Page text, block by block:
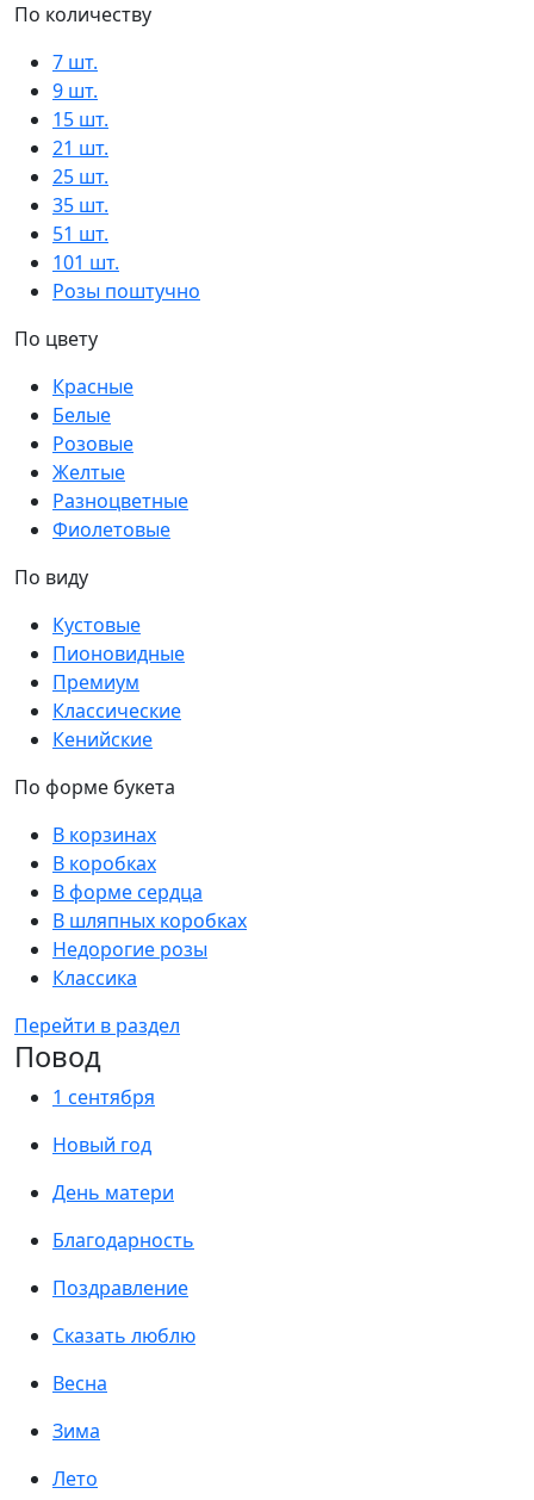
По количеству
7 шт.
9 шт.
15 шт.
21 шт.
25 шт.
35 шт.
51 шт.
101 шт.
Розы поштучно
По цвету
Красные
Белые
Розовые
Желтые
Разноцветные
Фиолетовые
По виду
Кустовые
Пионовидные
Премиум
Классические
Кенийские
По форме букета
В корзинах
В коробках
В форме сердца
В шляпных коробках
Недорогие розы
Классика
Перейти в раздел
Повод
1 сентября
Новый год
День матери
Благодарность
Поздравление
Сказать люблю
Весна
Зима
Лето